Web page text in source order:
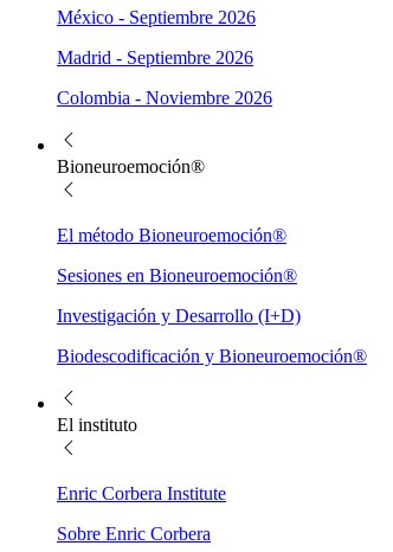
México - Septiembre 2026
Madrid - Septiembre 2026
Colombia - Noviembre 2026
Bioneuroemoción®
El método Bioneuroemoción®
Sesiones en Bioneuroemoción®
Investigación y Desarrollo (I+D)
Biodescodificación y Bioneuroemoción®
El instituto
Enric Corbera Institute
Sobre Enric Corbera